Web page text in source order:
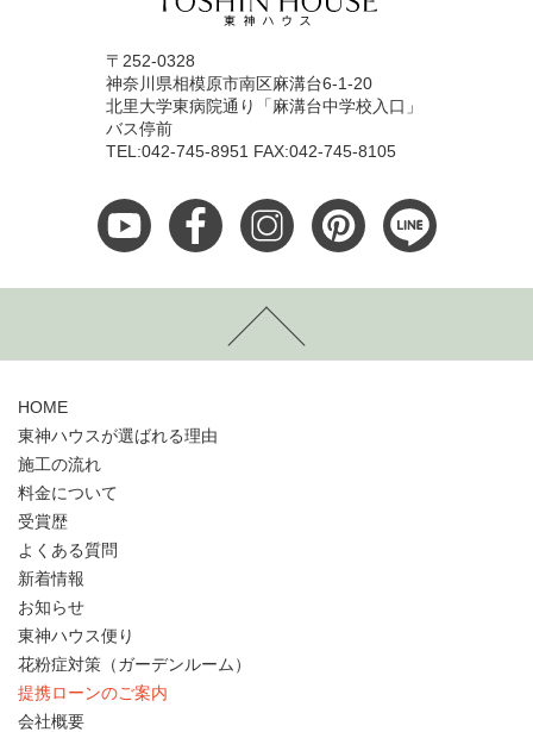
〒252-0328
神奈川県相模原市南区麻溝台6-1-20
北里大学東病院通り「麻溝台中学校入口」
バス停前
TEL:042-745-8951 FAX:042-745-8105
HOME
東神ハウスが選ばれる理由
施工の流れ
料金について
受賞歴
よくある質問
新着情報
お知らせ
東神ハウス便り
花粉症対策（ガーデンルーム）
提携ローンのご案内
会社概要